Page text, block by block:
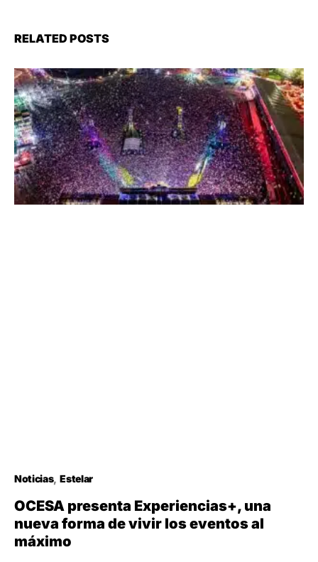
RELATED POSTS
Noticias Estelar
OCESA presenta Experiencias+, una
nueva forma de vivir los eventos al
máximo